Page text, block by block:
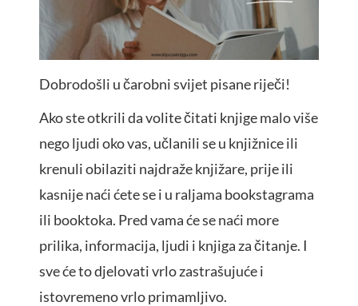
Dobrodošli u čarobni svijet pisane riječi!
Ako ste otkrili da volite čitati knjige malo više
nego ljudi oko vas, učlanili se u knjižnice ili
krenuli obilaziti najdraže knjižare, prije ili
kasnije naći ćete se i u raljama bookstagrama
ili booktoka. Pred vama će se naći more
prilika, informacija, ljudi i knjiga za čitanje. I
sve će to djelovati vrlo zastrašujuće i
istovremeno vrlo primamljivo.